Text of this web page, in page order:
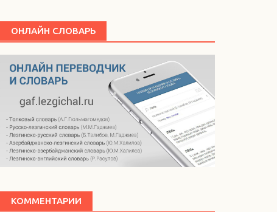
ОНЛАЙН СЛОВАРЬ
КОММЕНТАРИИ